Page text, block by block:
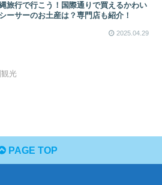
旅行で行こう！国際通りで買えるかわい
ーサーのお土産は？専門店も紹介！
2025.04.29
光
PAGE TOP